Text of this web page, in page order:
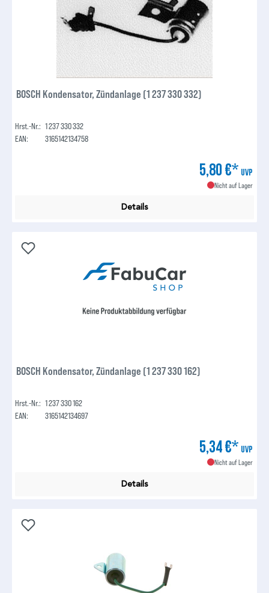
BOSCH Kondensator, Zündanlage (1 237 330 332)
Hrst.-Nr.: 1 237 330 332
EAN:
3165142134758
5,80 €* UVP
Nicht auf Lager
Details
BOSCH Kondensator, Zündanlage (1 237 330 162)
Hrst.-Nr.: 1 237 330 162
EAN:
3165142134697
5,34 €* UVP
Nicht auf Lager
Details